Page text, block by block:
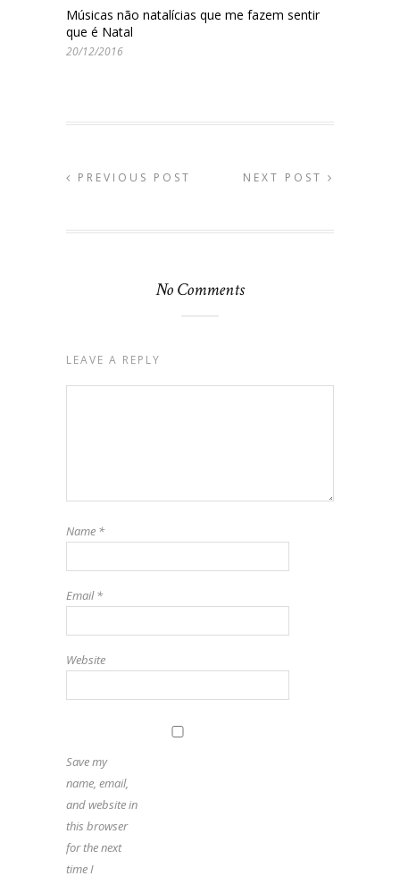
Músicas não natalícias que me fazem sentir
que é Natal
20/12/2016
PREVIOUS POST NEXT POST
No Comments
LEAVE A REPLY
Name *
Email*
Website
Save my
name, email,
and website in
this browser
for the next
time I